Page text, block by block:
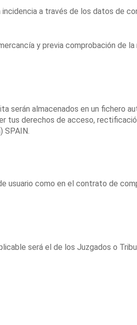
a través de los datos de
y previa comprobación de la
serán almacenados en un fichero
tus derechos de acceso,
SPAIN.
usuario como en el contrato de
será el de los Juzgados o